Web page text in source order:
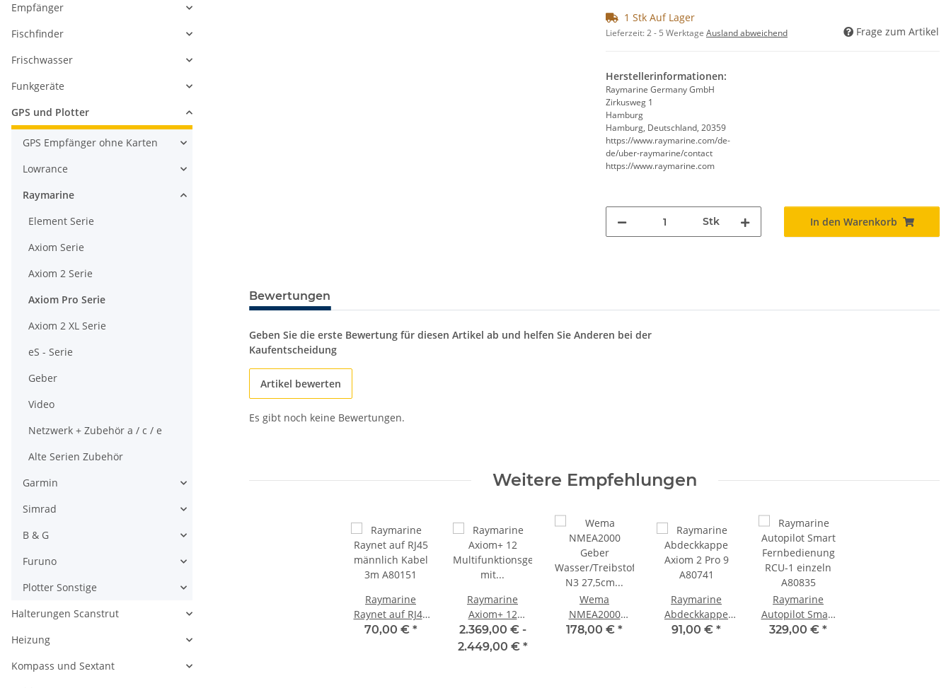
1 Stk Auf Lager
Lieferzeit:2 - 5 Werktage Ausland abweichend Frage zum Artikel
Herstellerinformationen:
Raymarine Germany GmbH
Zirkusweg 1
Hamburg
Hamburg, Deutschland, 20359
https://www.raymarine.com/de-
de/uber-raymarine/contact
https://www.raymarine.com
Stk In den Warenkorb
Bewertungen
Geben Sie die erste Bewertung für diesen Artikel ab und helfen Sie Anderen bei der
Kaufentscheidung
Artikel bewerten
Es gibt noch keine Bewertungen.
Weitere Empfehlungen
Raymarine
Raynet auf RJ45
männlich Kabel
70,00 € *
Raymarine
Axiom+ 12
Multifunktionsgerät
mit optionaler
2.369,00 € -
2.449,00 € *
Wema
NMEA2000
Geber
178,00 € *
Raymarine
Abdeckkappe
Axiom 2 Pro 9
91,00 € *
Raymarine
Autopilot Smart
Fernbedienung
329,00 € *
Empfänger
Fischfinder
Frischwasser
Funkgeräte
GPS und Plotter
GPS Empfänger ohne Karten
Lowrance
Raymarine
Element Serie
Axiom Serie
Axiom 2 Serie
Axiom Pro Serie
Axiom 2 XL Serie
eS - Serie
Geber
Video
Netzwerk + Zubehör a / c / e
Alte Serien Zubehör
Garmin
Simrad
B & G
Furuno
Plotter Sonstige
Halterungen Scanstrut
Heizung
Kompass und Sextant